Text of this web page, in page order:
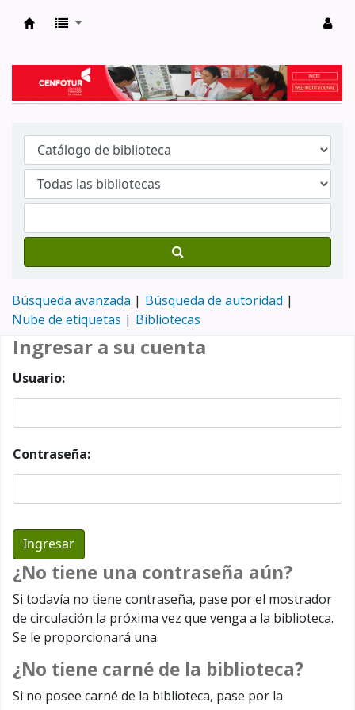
Búsqueda avanzada
Búsqueda de autoridad
Nube de etiquetas
Bibliotecas
Ingresar a su cuenta
Usuario:
Contraseña:
¿No tiene una contraseña aún?
Si todavía no tiene contraseña, pase por el mostrador
de circulación la próxima vez que venga a la biblioteca.
Se le proporcionará una.
¿No tiene carné de la biblioteca?
Si no posee carné de la biblioteca, pase por la